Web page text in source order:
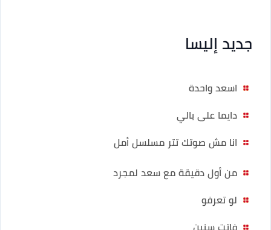
جديد إليسا
اسعد واحدة
دايما على بالي
انا مش صوتك تتر مسلسل أمل
من أول دقيقة مع سعد لمجرد
لو تعرفو
فاتت سنين